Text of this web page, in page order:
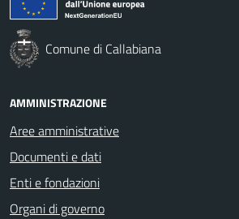
Comune di Callabiana
AMMINISTRAZIONE
Aree amministrative
Documenti e dati
Enti e fondazioni
Organi di governo